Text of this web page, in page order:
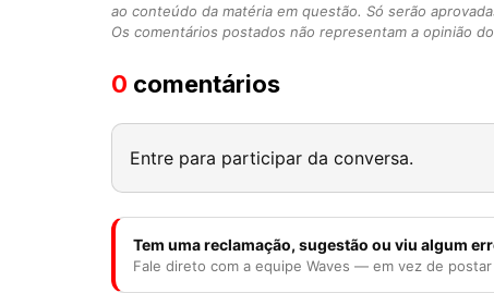
ao conteúdo da matéria em questão. Só serão
Os comentários postados não representam a opinião
0 comentários
Entre para participar da conversa.
Tem uma reclamação, sugestão ou viu algum
Fale direto com a equipe Waves — em vez de